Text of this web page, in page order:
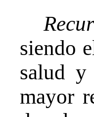
siendo
salud
mayor